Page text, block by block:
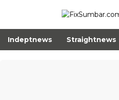
Indeptnews Straightnews